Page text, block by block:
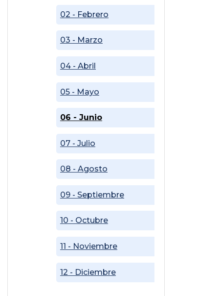
02 - Febrero
03 - Marzo
04 - Abril
05 - Mayo
06 - Junio
07 - Julio
08 - Agosto
09 - Septiembre
10 - Octubre
11 - Noviembre
12 - Diciembre